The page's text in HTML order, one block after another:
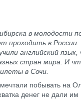
в молодости
проходить в
английский
стран мира. И
в Сочи.
мечтали побывать на
денег не дали им